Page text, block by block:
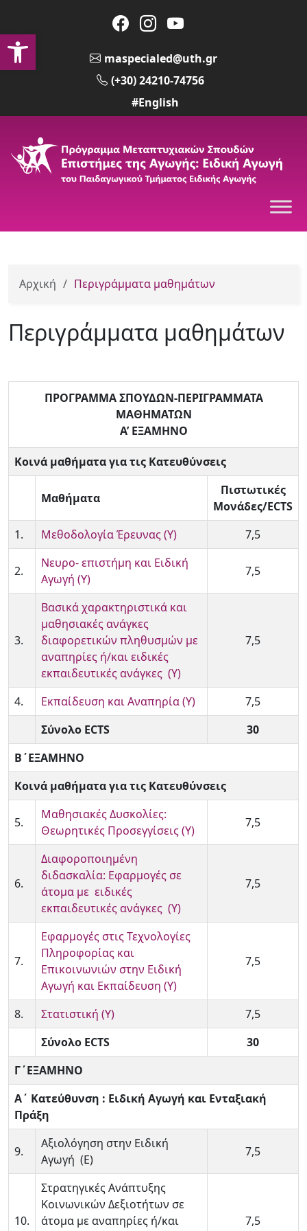
Ανοίξτε τη γραμμή εργαλείων
maspecialed@uth.gr
(+30) 24210-74756
#English
Αρχική / Περιγράμματα μαθημάτων
Περιγράμματα μαθημάτων
ΠΡΟΓΡΑΜΜΑ ΣΠΟΥΔΩΝ-ΠΕΡΙΓΡΑΜΜΑΤΑ
ΜΑΘΗΜΑΤΩΝ
Α’ ΕΞΑΜΗΝΟ
Κοινά μαθήματα για τις Κατευθύνσεις
Μαθήματα
Πιστωτικές
Μονάδες/ECTS
1.
Μεθοδολογία Έρευνας (Υ) 7,5
2.
Νευρο- επιστήμη και Ειδική
Αγωγή (Υ)
7,5
3.
Βασικά χαρακτηριστικά και
μαθησιακές ανάγκες
διαφορετικών πληθυσμών με
αναπηρίες ή/και ειδικές
εκπαιδευτικές ανάγκες (Υ)
7,5
4. Εκπαίδευση και Αναπηρία (Υ)
7,5
Σύνολο ECTS
30
Β΄ΕΞΑΜΗΝΟ
Κοινά μαθήματα για τις Κατευθύνσεις
5.
Μαθησιακές Δυσκολίες:
Θεωρητικές Προσεγγίσεις (Υ)
7,5
6.
Διαφοροποιημένη
διδασκαλία: Εφαρμογές σε
άτομα με ειδικές
εκπαιδευτικές ανάγκες (Υ)
7,5
7.
Εφαρμογές στις Τεχνολογίες
Πληροφορίας και
Επικοινωνιών στην Ειδική
Αγωγή και Εκπαίδευση (Υ)
7,5
8. Στατιστική (Υ)
7,5
Σύνολο ECTS
30
Γ΄ΕΞΑΜΗΝΟ
Α΄ Κατεύθυνση : Ειδική Αγωγή και Ενταξιακή
Πράξη
9.
Αξιολόγηση στην Ειδική
Αγωγή (Ε)
7,5
10.
Στρατηγικές Ανάπτυξης
Κοινωνικών Δεξιοτήτων σε
άτομα με αναπηρίες ή/και
7,5